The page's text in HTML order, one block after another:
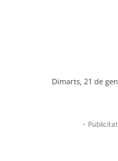
Dimarts, 21 de
-